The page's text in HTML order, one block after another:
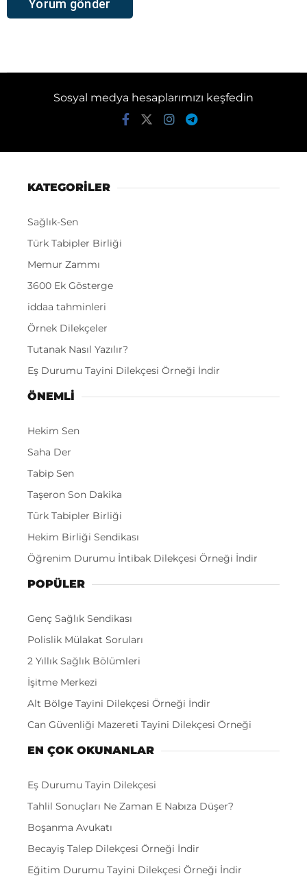
Sosyal medya hesaplarımızı keşfedin
KATEGORİLER
Sağlık-Sen
Türk Tabipler Birliği
Memur Zammı
3600 Ek Gösterge
iddaa tahminleri
Örnek Dilekçeler
Tutanak Nasıl Yazılır?
Eş Durumu Tayini Dilekçesi Örneği İndir
ÖNEMLI
Hekim Sen
Saha Der
Tabip Sen
Taşeron Son Dakika
Türk Tabipler Birliği
Hekim Birliği Sendikası
Öğrenim Durumu İntibak Dilekçesi Örneği İndir
POPÜLER
Genç Sağlık Sendikası
Polislik Mülakat Soruları
2 Yıllık Sağlık Bölümleri
İşitme Merkezi
Alt Bölge Tayini Dilekçesi Örneği İndir
Can Güvenliği Mazereti Tayini Dilekçesi Örneği
EN ÇOK OKUNANLAR
Eş Durumu Tayin Dilekçesi
Tahlil Sonuçları Ne Zaman E Nabıza Düşer?
Boşanma Avukatı
Becayiş Talep Dilekçesi Örneği İndir
Eğitim Durumu Tayini Dilekçesi Örneği İndir